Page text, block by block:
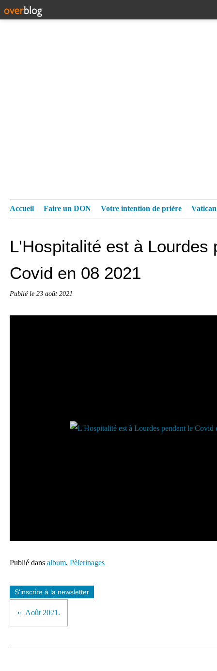
Accueil Faire un DON Votre intention de prière
L'Hospitalité est à Lourdes
Covid en 08 2021
Publié le 23 août 2021
Publié dans album, Pèlerinages
S'inscrire à la newsletter
Août 2021.